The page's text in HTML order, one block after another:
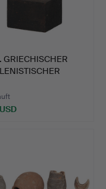
. GRIECHISCHER